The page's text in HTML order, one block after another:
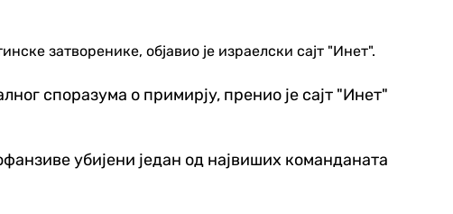
затворенике, објавио је израелски сајт "Инет".
споразума о примирју, пренио је сајт "Инет"
убијени један од највиших команданата